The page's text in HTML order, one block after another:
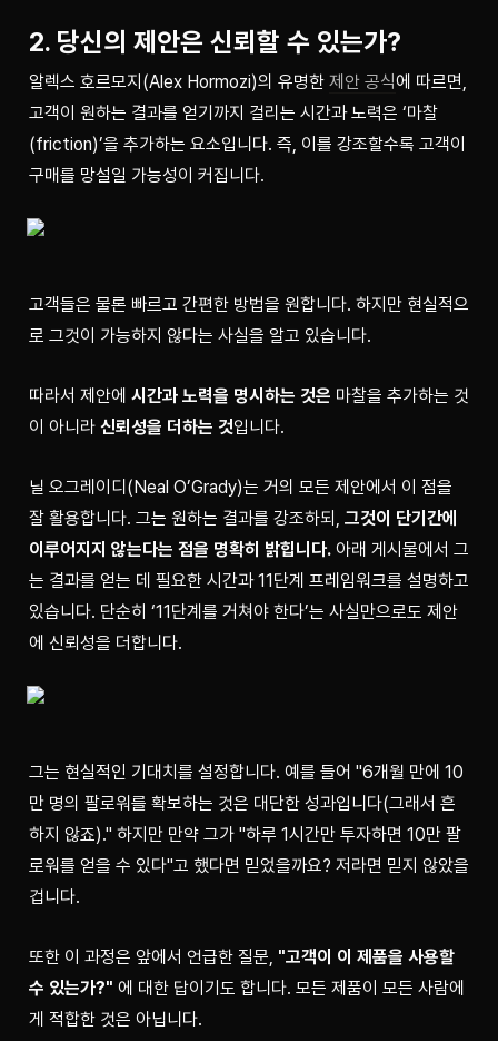
2. 당신의 제안은 신뢰할 수 있는가?
알렉스 호르모지(Alex Hormozi)의 유명한 제안 공식에 따르면,
고객이 원하는 결과를 얻기까지 걸리는 시간과 노력은 ‘마찰
(friction)’을 추가하는 요소입니다. 즉, 이를 강조할수록 고객이
구매를 망설일 가능성이 커집니다.
고객들은 물론 빠르고 간편한 방법을 원합니다. 하지만 현실적으
로 그것이 가능하지 않다는 사실을 알고 있습니다.
따라서 제안에 시간과 노력을 명시하는 것은 마찰을 추가하는 것
이 아니라 신뢰성을 더하는 것입니다.
닐 오그레이디(Neal O’Grady)는 거의 모든 제안에서 이 점을
잘 활용합니다. 그는 원하는 결과를 강조하되, 그것이 단기간에
이루어지지 않는다는 점을 명확히 밝힙니다. 아래 게시물에서 그
는 결과를 얻는 데 필요한 시간과 11단계 프레임워크를 설명하고
있습니다. 단순히 ‘11단계를 거쳐야 한다’는 사실만으로도 제안
에 신뢰성을 더합니다.
그는 현실적인 기대치를 설정합니다. 예를 들어 "6개월 만에 10
만 명의 팔로워를 확보하는 것은 대단한 성과입니다(그래서 흔
하지 않죠)." 하지만 만약 그가 "하루 1시간만 투자하면 10만 팔
로워를 얻을 수 있다"고 했다면 믿었을까요? 저라면 믿지 않았을
겁니다.
또한 이 과정은 앞에서 언급한 질문, "고객이 이 제품을 사용할
수 있는가?" 에 대한 답이기도 합니다. 모든 제품이 모든 사람에
게 적합한 것은 아닙니다.